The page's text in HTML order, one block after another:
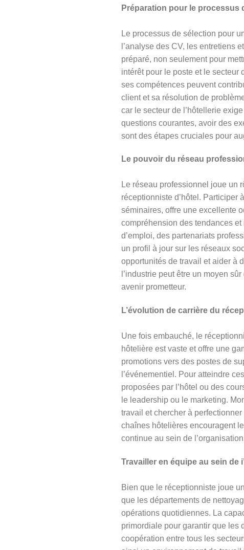
Préparation pour le processus
Le processus de sélection pour
l’analyse des CV, les entretiens
préparé, non seulement pour
intérêt pour le poste et le secteur
ses compétences peuvent
client et sa résolution de
car le secteur de l’hôtellerie
questions courantes, avoir des
sont des étapes cruciales pour
Le pouvoir du réseau
Le réseau professionnel joue un
réceptionniste d’hôtel. Participer
séminaires, offre une excellente
compréhension des tendances
d’emploi, des partenariats
un profil à jour sur les réseaux
opportunités de travail et aider à
l’industrie peut être un moyen
avenir prometteur.
L’évolution de carrière du
Une fois embauché, le
hôtelière est vaste et offre une
promotions vers des postes de
l’événementiel. Pour atteindre
proposées par l’hôtel ou des
le leadership ou le marketing.
travail et chercher à
chaînes hôtelières encouragent
continue au sein de
Travailler en équipe au sein de
Bien que le réceptionniste joue
que les départements de
opérations quotidiennes. La
primordiale pour garantir que les
coopération entre tous les